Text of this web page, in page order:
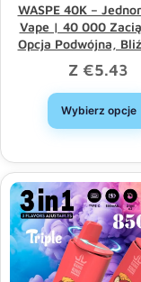
WASPE 40K –
Vape | 40 000
Opcja Podwójna,
Z €5.43
Wybierz opcje